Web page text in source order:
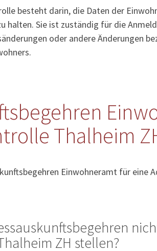
besteht darin, die Daten der
halten. Sie ist zuständig für die
oder andere Änderungen
Thalheim
Einwohneramt für eine
ZH stellen?